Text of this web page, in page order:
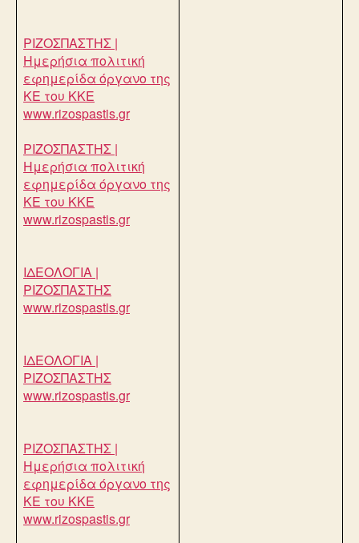
ΡΙΖΟΣΠΑΣΤΗΣ |
Ημερήσια πολιτική
εφημερίδα όργανο της
ΚΕ του ΚΚΕ
www.rizospastis.gr
ΡΙΖΟΣΠΑΣΤΗΣ |
Ημερήσια πολιτική
εφημερίδα όργανο της
ΚΕ του ΚΚΕ
www.rizospastis.gr
ΙΔΕΟΛΟΓΙΑ |
ΡΙΖΟΣΠΑΣΤΗΣ
www.rizospastis.gr
ΙΔΕΟΛΟΓΙΑ |
ΡΙΖΟΣΠΑΣΤΗΣ
www.rizospastis.gr
ΡΙΖΟΣΠΑΣΤΗΣ |
Ημερήσια πολιτική
εφημερίδα όργανο της
ΚΕ του ΚΚΕ
www.rizospastis.gr